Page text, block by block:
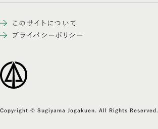
このサイトについて
プライバシーポリシー
Copyright © Sugiyama Jogakuen. All Rights Reserved.